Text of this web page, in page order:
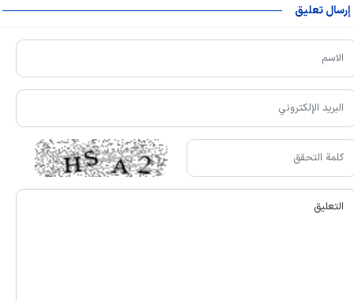
إرسال تعليق